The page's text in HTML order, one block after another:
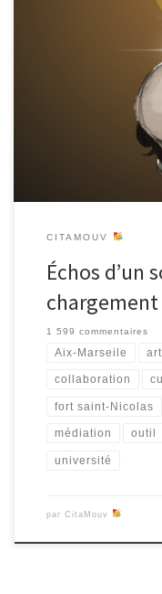
Journal en cours de
Sous-terrien, est en
des DNMAD avance sur
l’arborescence du jeu.
nos personnages et de
CITAMOUV
Échos d’un
chargement
1 599 commentaires
Aix-Marseile
collaboration
fort saint-Nicolas
médiation outil
université
par CitaMouv